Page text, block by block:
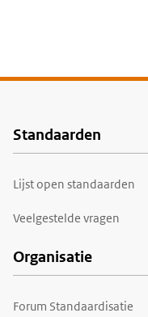
Voet
Standaarden
Lijst open standaarden
Veelgestelde vragen
Organisatie
Forum Standaardisatie